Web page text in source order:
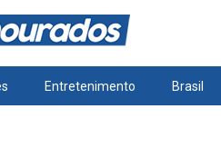
Entretenimento Brasil